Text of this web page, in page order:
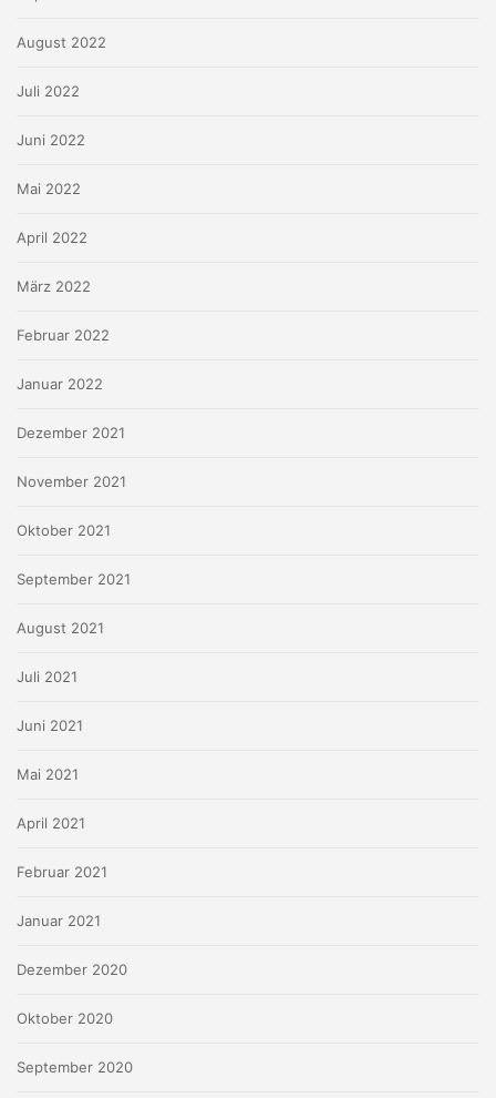
August 2022
Juli 2022
Juni 2022
Mai 2022
April 2022
März 2022
Februar 2022
Januar 2022
Dezember 2021
November 2021
Oktober 2021
September 2021
August 2021
Juli 2021
Juni 2021
Mai 2021
April 2021
Februar 2021
Januar 2021
Dezember 2020
Oktober 2020
September 2020